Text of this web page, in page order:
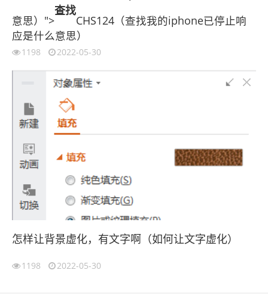
意思）">
查找
CHS124（查找我的iphone已停止响
应是什么意思）
1198 2022-05-30
怎样让背景虚化，有文字啊（如何让文字虚化）
1198 2022-05-30